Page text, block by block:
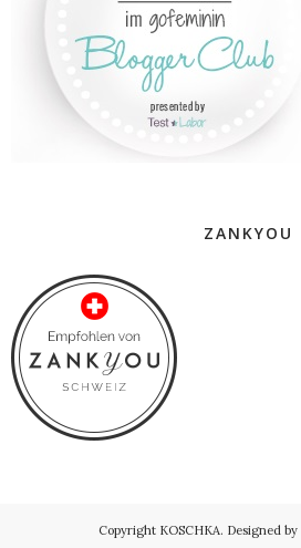
ZANKYOU
Copyright KOSCHKA. Designed by